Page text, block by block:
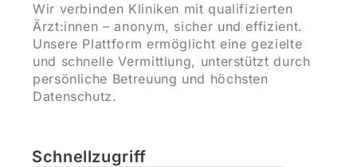
Wir verbinden Kliniken mit qualifizierten
Ärzt:innen – anonym, sicher und effizient.
Unsere Plattform ermöglicht eine gezielte
und schnelle Vermittlung, unterstützt durch
persönliche Betreuung und höchsten
Datenschutz.
Schnellzugriff